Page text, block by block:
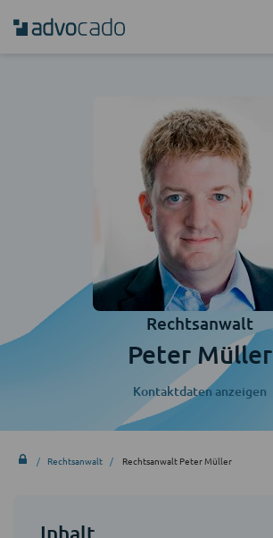
Rechtsanwalt
Peter Müller
Kontaktdaten anzeigen
Rechtsanwalt Rechtsanwalt Peter Müller
Inhalt